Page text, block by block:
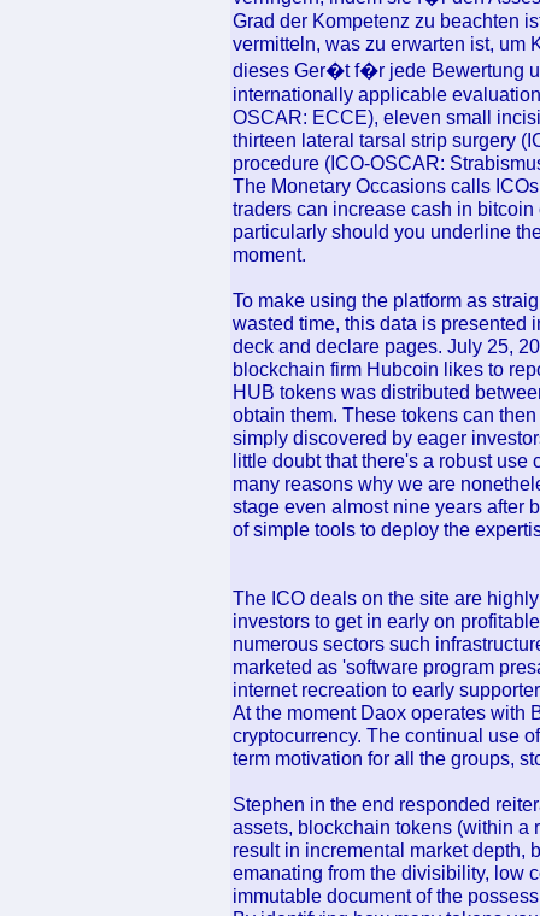
Grad der Kompetenz zu beachten
vermitteln, was zu erwarten ist, um
dieses Ger�t f�r jede Bewertung
internationally applicable
OSCAR: ECCE), eleven small
thirteen lateral tarsal strip surgery
procedure (ICO-OSCAR:
The Monetary Occasions calls
traders can increase cash in
particularly should you underline
moment.
To make using the platform as
wasted time, this data is presented
deck and declare pages. July 25,
blockchain firm Hubcoin likes to
HUB tokens was distributed
obtain them. These tokens can
simply discovered by eager
little doubt that there's a robust use
many reasons why we are
stage even almost nine years after
of simple tools to deploy the
The ICO deals on the site are
investors to get in early on
numerous sectors such
marketed as 'software program
internet recreation to early
At the moment Daox operates with
cryptocurrency. The continual use
term motivation for all the groups,
Stephen in the end responded
assets, blockchain tokens (within
result in incremental market depth,
emanating from the divisibility, low
immutable document of the